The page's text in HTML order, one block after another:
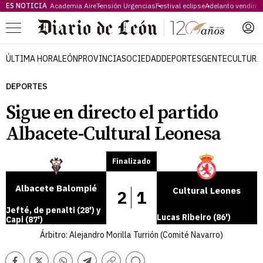
ES NOTICIA Academia AireTensión UrgenciasFestival eclipseAdelanto
Menú
ÚLTIMA HORALEÓNPROVINCIASOCIEDADDEPORTESGENTECULTURA
DEPORTES
Sigue en directo el partido
Albacete-Cultural Leonesa
Albacete Balompié
Jefté, de penalti (28') y
Capi (87')
Finalizado
2 1 Cultural Leones
Lucas Ribeiro (86')
Árbitro: Alejandro Morilla Turrión (Comité Navarro)